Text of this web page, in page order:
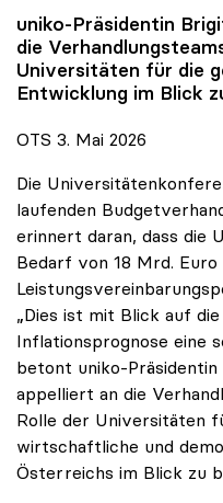
uniko-Präsidentin
die
Universitäten für die
Entwicklung im Blick
OTS 3. Mai 2026
Die
laufenden
erinnert daran, dass die
Bedarf von 18 Mrd.
„Dies ist mit Blick auf
Inflationsprognose eine
betont uniko-
appelliert an die
Rolle der Universitäten
wirtschaftliche und
Österreichs im Blick zu